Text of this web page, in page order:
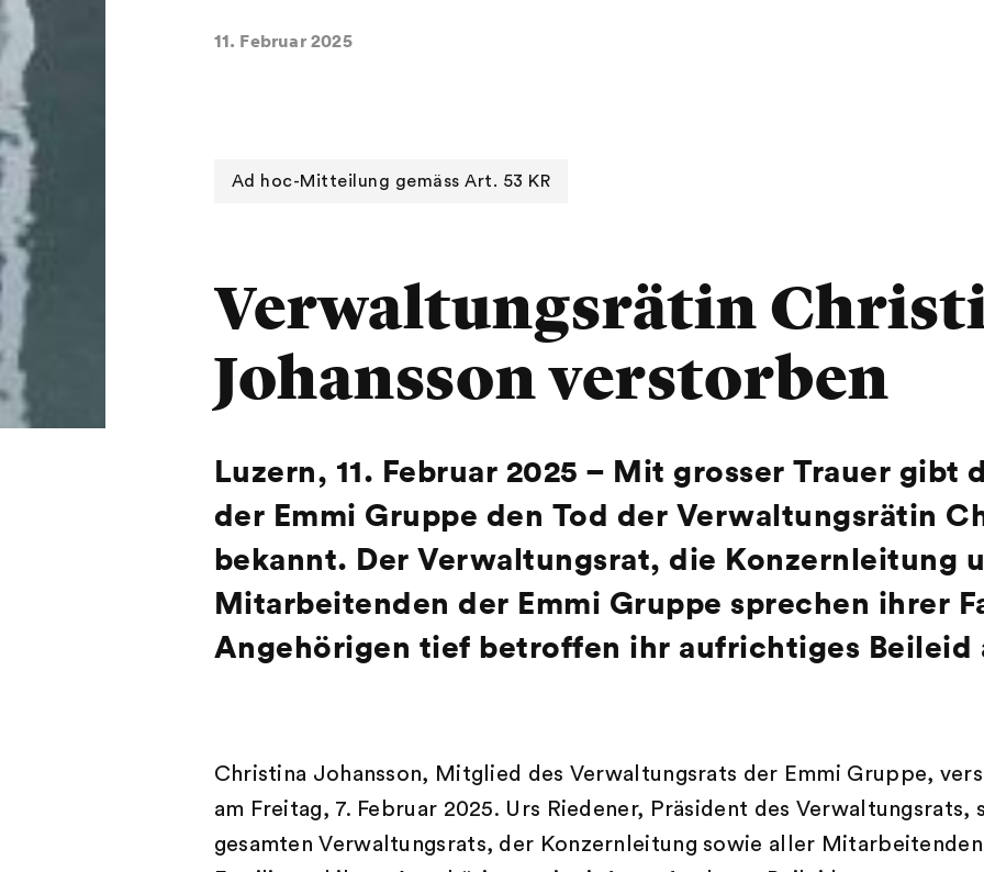
11. Februar 2025
Ad hoc-Mitteilung gemäss Art. 53 KR
Verwaltungsrätin
Johansson verstorben
Luzern, 11. Februar 2025 – Mit grosser Trauer gibt
der Emmi Gruppe den Tod der Verwaltungsrätin
bekannt. Der Verwaltungsrat, die Konzernleitung
Mitarbeitenden der Emmi Gruppe sprechen ihrer
Angehörigen tief betroffen ihr aufrichtiges Beileid
Christina Johansson, Mitglied des Verwaltungsrats der Emmi Gruppe,
am Freitag, 7. Februar 2025. Urs Riedener, Präsident des Verwaltungsrats,
gesamten Verwaltungsrats, der Konzernleitung sowie aller